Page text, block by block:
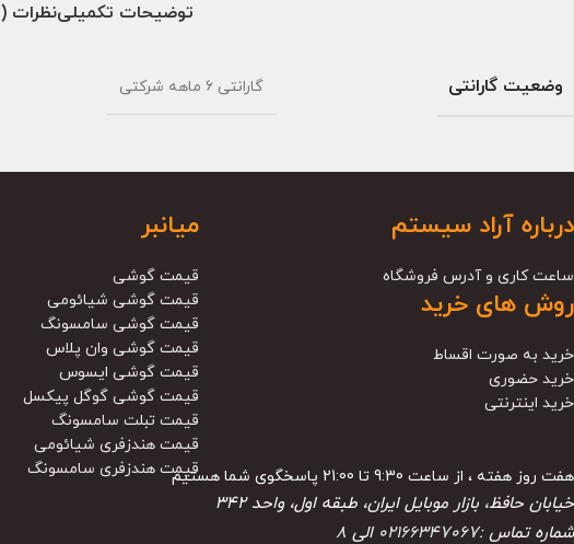
توضیحات تکمیلینظرات (0)
وضعیت گارانتی گارانتی ۶ ماهه شرکتی
میانبر
قیمت گوشی
قیمت گوشی شیائومی
قیمت گوشی سامسونگ
قیمت گوشی وان پلاس
قیمت گوشی ایسوس
قیمت گوشی گوگل پیکسل
قیمت تبلت سامسونگ
قیمت هندزفری شیائومی
قیمت هندزفری سامسونگ
درباره آراد سیستم
ساعت کاری و آدرس فروشگاه
روش های خرید
خرید به صورت اقساط
خرید حضوری
خرید اینترنتی
هفت روز هفته ، از ساعت 9:30 تا 21:00 پاسخگوی شما هستیم
خیابان حافظ، بازار موبایل ایران، طبقه اول، واحد ۳۴۲
شماره تماس :02166347067 الی 8